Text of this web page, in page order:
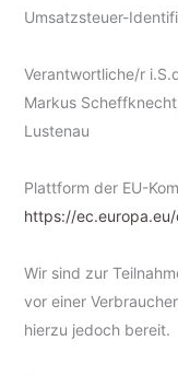
Umsatzsteuer-
Verantwortliche/r
Markus
Lustenau
Plattform der EU-
https://
Wir sind zur
vor einer
hierzu jedoch bereit.